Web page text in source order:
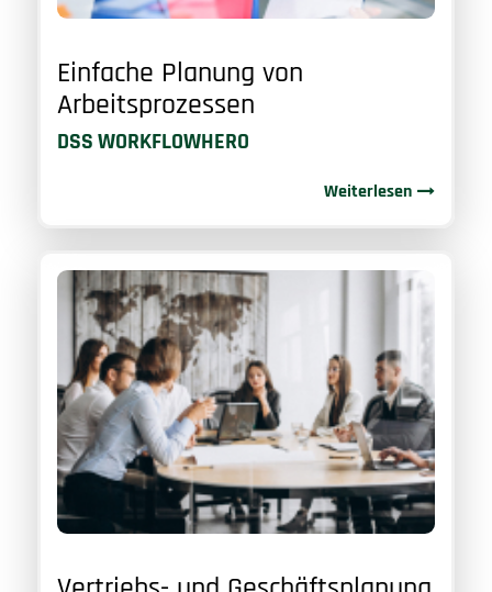
Einfache Planung von
Arbeitsprozessen
DSS WORKFLOWHERO
Weiterlesen